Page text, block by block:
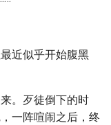
近似乎开始腹黑
。歹徒倒下的时
一阵喧闹之后，终